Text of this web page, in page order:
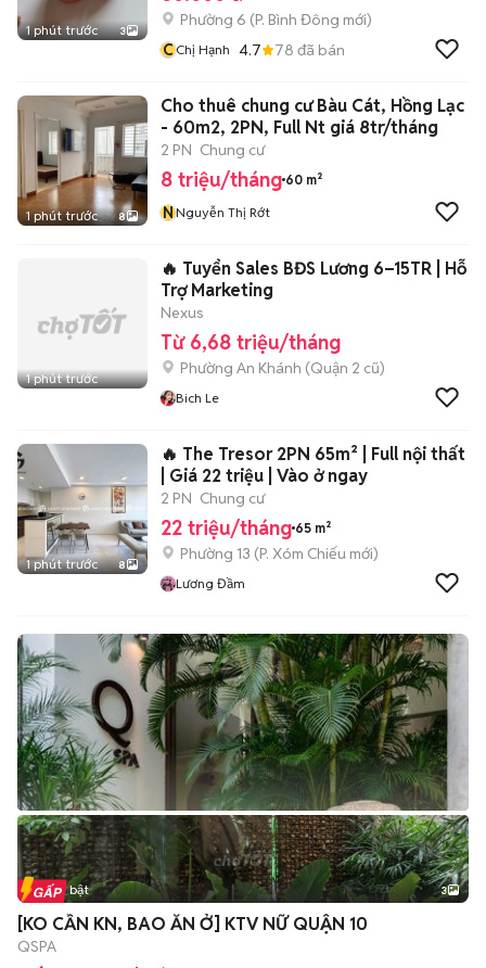
1 phút trước 3
Phường 6 (P. Bình Đông mới)
CChị Hạnh 4.7 78 đã bán
1 phút trước 8
Cho thuê chung cư Bàu Cát, Hồng Lạc
- 60m2, 2PN, Full Nt giá 8tr/tháng
2 PN Chung cư
8 triệu/tháng 60 m²
NNguyễn Thị Rớt
1 phút trước
🔥 Tuyển Sales BĐS Lương 6–15TR | Hỗ
Trợ Marketing
Nexus
Từ 6,68 triệu/tháng
Phường An Khánh (Quận 2 cũ)
Bich Le
1 phút trước 8
🔥 The Tresor 2PN 65m² | Full nội thất
| Giá 22 triệu | Vào ở ngay
2 PN Chung cư
22 triệu/tháng 65 m²
Phường 13 (P. Xóm Chiếu mới)
Lương Đầm
Tin nổi bật 3
[KO CẦN KN, BAO ĂN Ở] KTV NỮ QUẬN 10
QSPA